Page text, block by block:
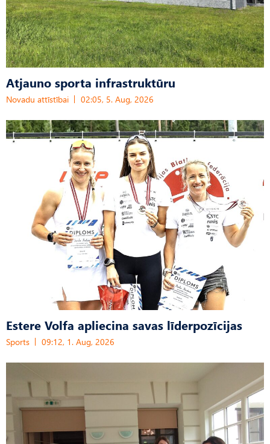
Atjauno sporta infrastruktūru
Novadu attīstībai 02:05, 5. Aug, 2026
Estere Volfa apliecina savas līderpozīcijas
Sports 09:12, 1. Aug, 2026